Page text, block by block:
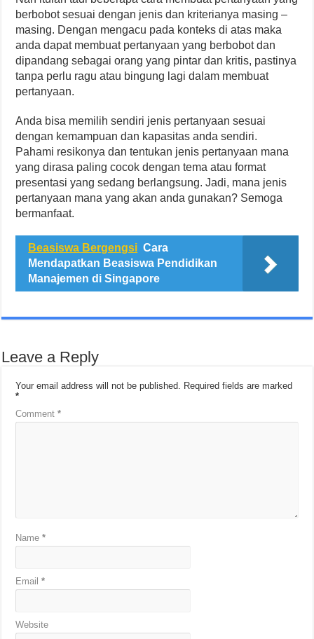
berbobot sesuai dengan jenis dan kriterianya masing –
masing. Dengan mengacu pada konteks di atas maka
anda dapat membuat pertanyaan yang berbobot dan
dipandang sebagai orang yang pintar dan kritis, pastinya
tanpa perlu ragu atau bingung lagi dalam membuat
pertanyaan.
Anda bisa memilih sendiri jenis pertanyaan sesuai
dengan kemampuan dan kapasitas anda sendiri.
Pahami resikonya dan tentukan jenis pertanyaan mana
yang dirasa paling cocok dengan tema atau format
presentasi yang sedang berlangsung. Jadi, mana jenis
pertanyaan mana yang akan anda gunakan? Semoga
bermanfaat.
Beasiswa Bergengsi Cara
Mendapatkan Beasiswa Pendidikan
Manajemen di Singapore
Leave a Reply
Your email address will not be published. Required fields are marked
*
Comment*
Name*
Email*
Website